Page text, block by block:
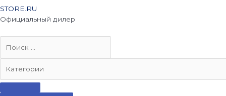
STORE.RU
Официальный дилер